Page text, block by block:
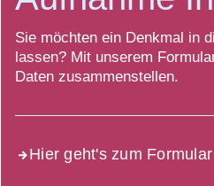
Sie möchten ein Denkmal in
lassen? Mit unserem
Daten zusammenstellen.
Hier geht's zum Formular